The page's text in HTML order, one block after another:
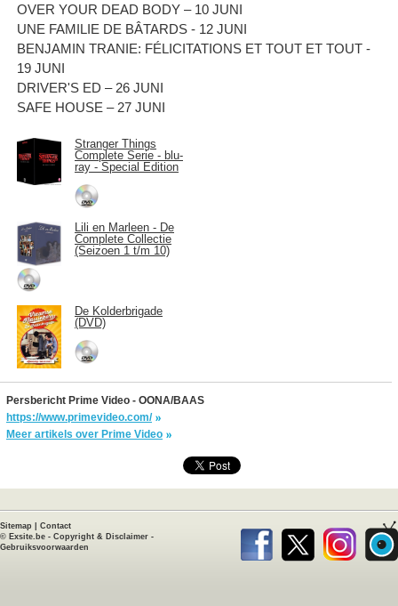
OVER YOUR DEAD BODY – 10 JUNI
UNE FAMILIE DE BÂTARDS - 12 JUNI
BENJAMIN TRANIE: FÉLICITATIONS ET TOUT ET TOUT -
19 JUNI
DRIVER'S ED – 26 JUNI
SAFE HOUSE – 27 JUNI
Stranger Things
Complete Serie - blu-
ray - Special Edition
Lili en Marleen - De
Complete Collectie
(Seizoen 1 t/m 10)
De Kolderbrigade
(DVD)
Persbericht Prime Video - OONA/BAAS
https://www.primevideo.com/
Meer artikels over Prime Video
Sitemap
Contact
© Exsite.be - Copyright & Disclaimer -
Gebruiksvoorwaarden